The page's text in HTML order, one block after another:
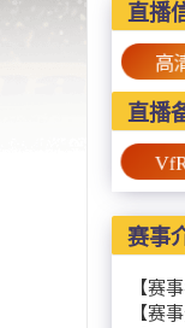
直播
高
直播
赛事
【赛
【赛